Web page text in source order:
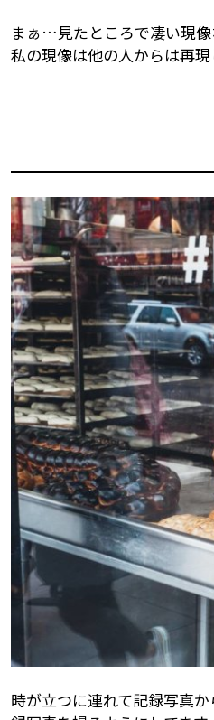
まぁ…見たところで凄い現
私の現像は他の人からは再
時が立つに連れて記録写真